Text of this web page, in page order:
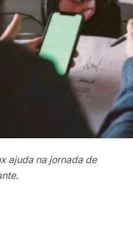
ajuda na jornada de